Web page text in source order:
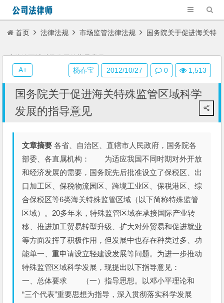
首页 法律法规 市场监管法律法规 国务院关于促进海关特
殊监管区域科学发展的指导意见
国务院关于促进海关特殊监管区域科学
发展的指导意见
文章摘要 各省、自治区、直辖市人民政府，国务院各
部委、各直属机构： 为适应我国不同时期对外开放
和经济发展的需要，国务院先后批准设立了保税区、出
口加工区、保税物流园区、跨境工业区、保税港区、综
合保税区等6类海关特殊监管区域（以下简称特殊监管
区域）。20多年来，特殊监管区域在承接国际产业转
移、推进加工贸易转型升级、扩大对外贸易和促进就业
等方面发挥了积极作用，但发展中也存在种类过多、功
能单一、重申请设立轻建设发展等问题。为进一步推动
特殊监管区域科学发展，现提出以下指导意见：
一、总体要求 （一）指导思想。以邓小平理论和
“三个代表”重要思想为指导，深入贯彻落实科学发展
杨春宝 2012/10/27 0 1,513
A+